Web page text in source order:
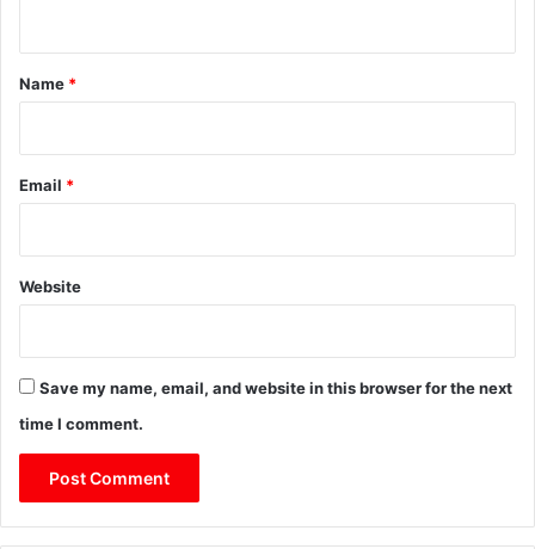
*
Name *
Email *
Website
Save my name, email, and website in this browser for the next
time I comment.